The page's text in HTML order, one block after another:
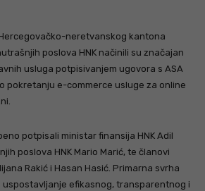
neretvanskog kantona
poslova HNK načinili su značajan
usluga potpisivanjem ugovora s ASA
pokretanju e-commerce usluge za online
potpisali ministar finansija HNK Adil
poslova HNK Mario Marić, te članovi
Rakić i Hasan Hasić. Primarna svrha
uspostavljanje efikasnog, transparentnog i